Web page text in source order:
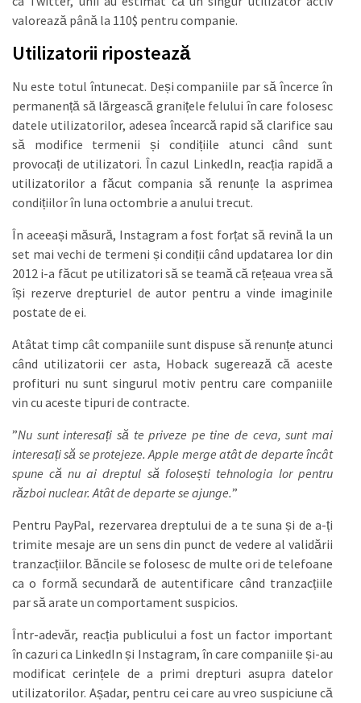
valorează până la 110$ pentru companie.
Utilizatorii ripostează
Nu este totul întunecat. Deși companiile par să încerce în
permanență să lărgească granițele felului în care folosesc
datele utilizatorilor, adesea încearcă rapid să clarifice sau
să modifice termenii și condițiile atunci când sunt
provocați de utilizatori. În cazul LinkedIn, reacția rapidă a
utilizatorilor a făcut compania să renunțe la asprimea
condițiilor în luna octombrie a anului trecut.
În aceeași măsură, Instagram a fost forțat să revină la un
set mai vechi de termeni și condiții când updatarea lor din
2012 i-a făcut pe utilizatori să se teamă că rețeaua vrea să
își rezerve drepturiel de autor pentru a vinde imaginile
postate de ei.
Atâtat timp cât companiile sunt dispuse să renunțe atunci
când utilizatorii cer asta, Hoback sugerează că aceste
profituri nu sunt singurul motiv pentru care companiile
vin cu aceste tipuri de contracte.
”Nu sunt interesați să te priveze pe tine de ceva, sunt mai
interesați să se protejeze. Apple merge atât de departe încât
spune că nu ai dreptul să folosești tehnologia lor pentru
război nuclear. Atât de departe se ajunge.”
Pentru PayPal, rezervarea dreptului de a te suna și de a-ți
trimite mesaje are un sens din punct de vedere al validării
tranzacțiilor. Băncile se folosesc de multe ori de telefoane
ca o formă secundară de autentificare când tranzacțiile
par să arate un comportament suspicios.
Într-adevăr, reacția publicului a fost un factor important
în cazuri ca LinkedIn și Instagram, în care companiile și-au
modificat cerințele de a primi drepturi asupra datelor
utilizatorilor. Așadar, pentru cei care au vreo suspiciune că